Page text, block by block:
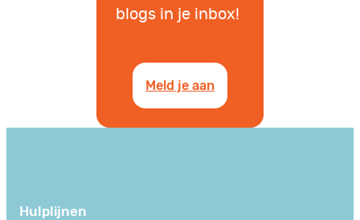
blogs in je inbox!
Meld je aan
Hulplijnen